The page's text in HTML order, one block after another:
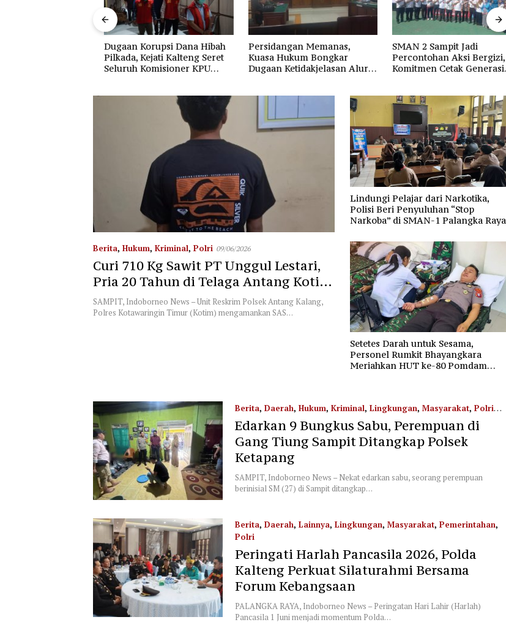
Dugaan Korupsi Dana Hibah
Pilkada, Kejati Kalteng Seret
Seluruh Komisioner KPU
Persidangan Memanas,
Kuasa Hukum Bongkar
Dugaan Ketidakjelasan Alur
SMAN 2 Sampit Jadi
Percontohan Aksi Bergizi,
Komitmen Cetak Generasi
Berita, Hukum, Kriminal, Polri 09/06/2026
Curi 710 Kg Sawit PT Unggul Lestari,
Pria 20 Tahun di Telaga Antang Kotim
Diamankan Polisi
SAMPIT, Indoborneo News – Unit Reskrim Polsek Antang Kalang,
Polres Kotawaringin Timur (Kotim) mengamankan SAS…
Lindungi Pelajar dari Narkotika,
Polisi Beri Penyuluhan “Stop
Narkoba” di SMAN-1 Palangka Raya
Setetes Darah untuk Sesama,
Personel Rumkit Bhayangkara
Meriahkan HUT ke-80 Pomdam
Berita, Daerah, Hukum, Kriminal, Lingkungan, Masyarakat, Polri
03/06/2026
Edarkan 9 Bungkus Sabu, Perempuan di
Gang Tiung Sampit Ditangkap Polsek
Ketapang
SAMPIT, Indoborneo News – Nekat edarkan sabu, seorang perempuan
berinisial SM (27) di Sampit ditangkap…
Berita, Daerah, Lainnya, Lingkungan, Masyarakat, Pemerintahan,
Polri
01/06/2026
Peringati Harlah Pancasila 2026, Polda
Kalteng Perkuat Silaturahmi Bersama
Forum Kebangsaan
PALANGKA RAYA, Indoborneo News – Peringatan Hari Lahir (Harlah)
Pancasila 1 Juni menjadi momentum Polda…